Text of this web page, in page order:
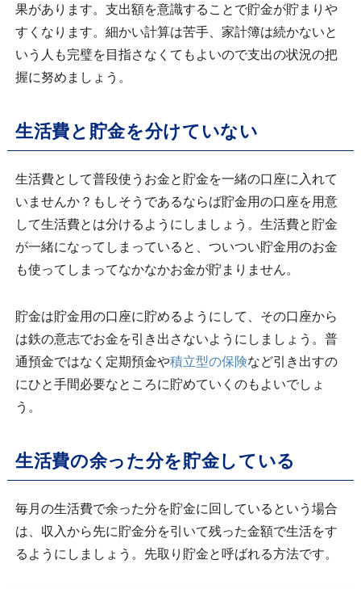
果があります。支出額を意識することで貯金が貯まりや
すくなります。細かい計算は苦手、家計簿は続かないと
いう人も完璧を目指さなくてもよいので支出の状況の把
握に努めましょう。
生活費と貯金を分けていない
生活費として普段使うお金と貯金を一緒の口座に入れて
いませんか？もしそうであるならば貯金用の口座を用意
して生活費とは分けるようにしましょう。生活費と貯金
が一緒になってしまっていると、ついつい貯金用のお金
も使ってしまってなかなかお金が貯まりません。
貯金は貯金用の口座に貯めるようにして、その口座から
は鉄の意志でお金を引き出さないようにしましょう。普
通預金ではなく定期預金や積立型の保険など引き出すの
にひと手間必要なところに貯めていくのもよいでしょ
う。
生活費の余った分を貯金している
毎月の生活費で余った分を貯金に回しているという場合
は、収入から先に貯金分を引いて残った金額で生活をす
るようにしましょう。先取り貯金と呼ばれる方法です。